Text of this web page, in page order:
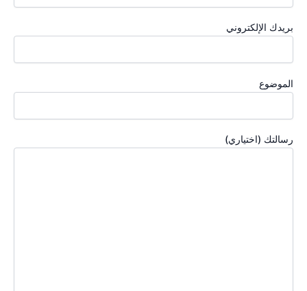
بريدك الإلكتروني
الموضوع
رسالتك (اختياري)